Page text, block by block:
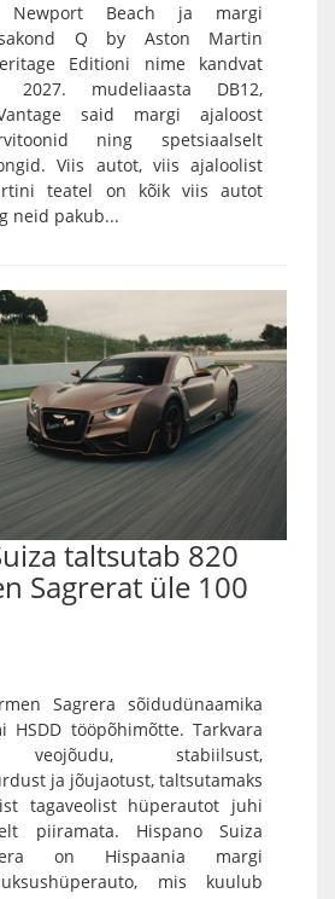
Newport Beach ja margi
Q by Aston Martin
Editioni nime kandvat
2027. mudeliaasta DB12,
said margi ajaloost
ning spetsiaalselt
Viis autot, viis ajaloolist
teatel on kõik viis autot
neid pakub...
taltsutab 820
Sagrerat üle 100
Sagrera sõidudünaamika
HSDD tööpõhimõtte. Tarkvara
veojõudu, stabiilsust,
ja jõujaotust, taltsutamaks
tagaveolist hüperautot juhi
piiramata. Hispano Suiza
on Hispaania margi
mis kuulub